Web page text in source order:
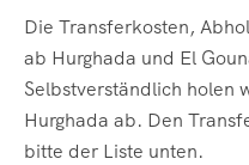
Die Transferkosten,
ab Hurghada und El
Selbstverständlich holen
Hurghada ab. Den
bitte der Liste unten.